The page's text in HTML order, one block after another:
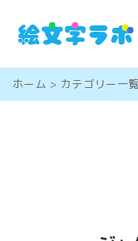
ホーム > カテゴリー一覧